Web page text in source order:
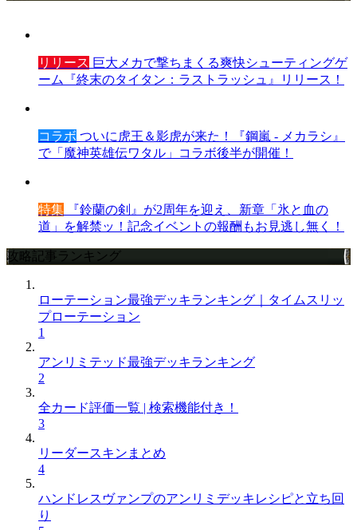
リリース 巨大メカで撃ちまくる爽快シューティングゲ
ーム『終末のタイタン：ラストラッシュ』リリース！
コラボ ついに虎王＆影虎が来た！『鋼嵐 - メカラシ』
で「魔神英雄伝ワタル」コラボ後半が開催！
特集 『鈴蘭の剣』が2周年を迎え、新章「氷と血の
道」を解禁ッ！記念イベントの報酬もお見逃し無く！
攻略記事ランキング
ローテーション最強デッキランキング｜タイムスリッ
プローテーション
1
アンリミテッド最強デッキランキング
2
全カード評価一覧 | 検索機能付き！
3
リーダースキンまとめ
4
ハンドレスヴァンプのアンリミデッキレシピと立ち回
り